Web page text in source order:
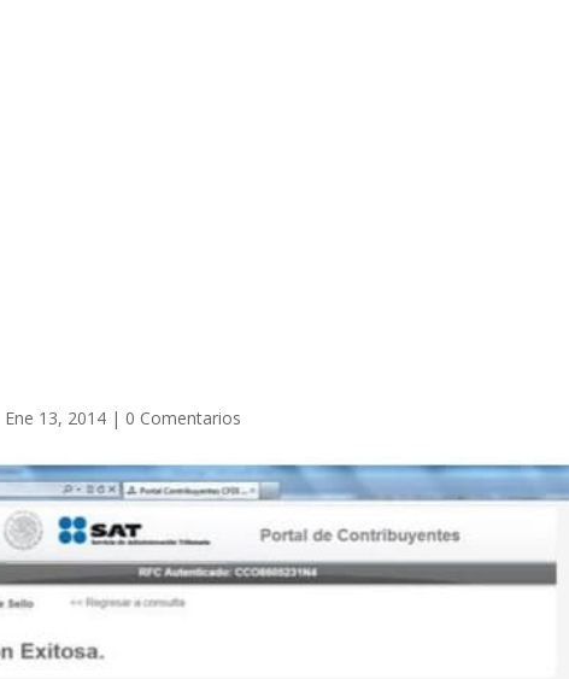
Ene 13, 2014 | 0 Comentarios